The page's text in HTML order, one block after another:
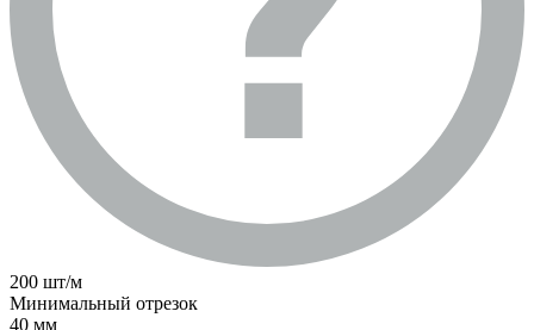
200 шт/м
Минимальный отрезок
40 мм